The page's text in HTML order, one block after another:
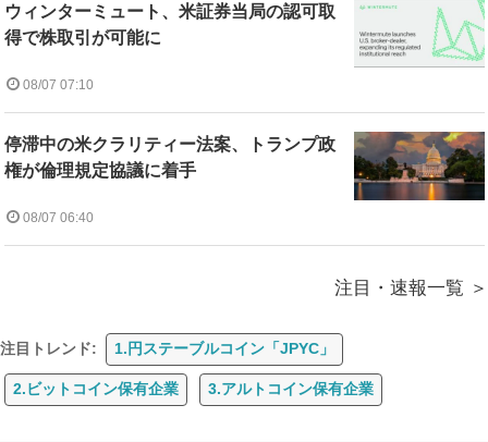
ウィンターミュート、米証券当局の認可取
得で株取引が可能に
08/07 07:10
停滞中の米クラリティー法案、トランプ政
権が倫理規定協議に着手
08/07 06:40
注目・速報一覧
注目トレンド: 1.円ステーブルコイン「JPYC」
2.ビットコイン保有企業 3.アルトコイン保有企業